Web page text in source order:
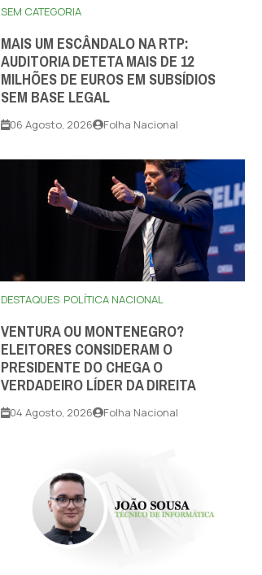
SEM CATEGORIA
MAIS UM ESCÂNDALO NA RTP:
AUDITORIA DETETA MAIS DE 12
MILHÕES DE EUROS EM SUBSÍDIOS
SEM BASE LEGAL
06 Agosto, 2026 Folha Nacional
DESTAQUES POLÍTICA NACIONAL
VENTURA OU MONTENEGRO?
ELEITORES CONSIDERAM O
PRESIDENTE DO CHEGA O
VERDADEIRO LÍDER DA DIREITA
04 Agosto, 2026 Folha Nacional